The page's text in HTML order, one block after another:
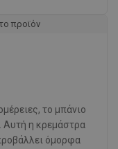
προϊόν
το μπάνιο
Αυτή η κρεμάστρα
όμορφα